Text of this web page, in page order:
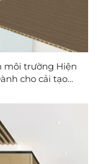
môi trường Hiện
cho cải tạo